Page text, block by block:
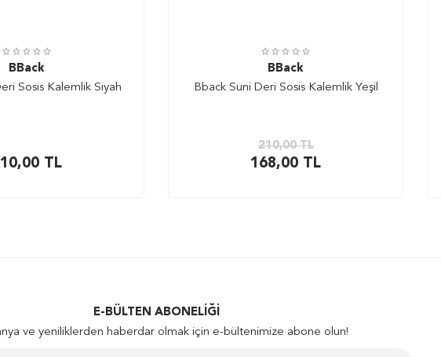
BBack
Sosis Kalemlik Siyah
TL
BBack
Bback Suni Deri Sosis Kalemlik Yeşil
210,00TL
168,00 TL
E-BÜLTEN ABONELIĞI
ve yeniliklerden haberdar olmak için e-bültenimize abone olun!